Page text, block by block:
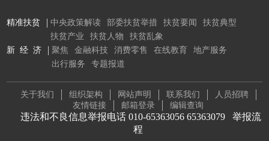
精准扶贫 中央政策解读 部委扶贫举措 扶贫要闻
扶贫典型
扶贫产业
扶贫人物
扶贫乱象
新 经 济
聚焦 金融科技 消费零售 在线教育
地产服务
出行服务
专题报道
关于我们 组织架构 网站声明 联系我们
人员招聘
友情链接
邮箱登录 编辑查询
违法和不良信息举报电话 010-65363056 65363079 举报流
程